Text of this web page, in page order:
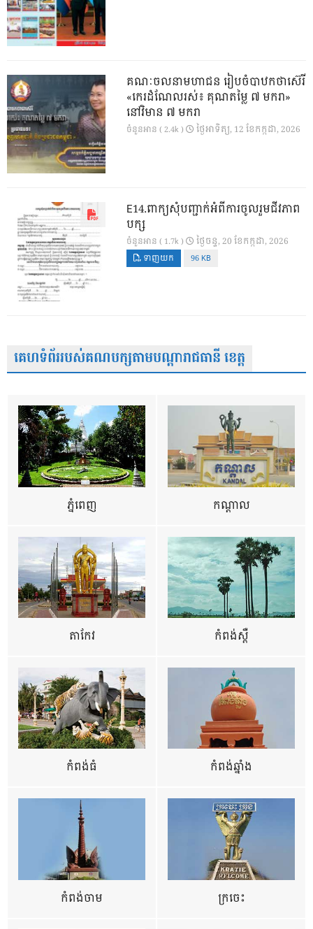
គណៈចលនាមហាជន រៀបចំបាឋកថាស៊េរី
«កេរដំណែលរស់៖ គុណតម្លៃ ៧ មករា»
នៅវិមាន ៧ មករា
ចំនួនអាន ( 2.4k ) ថ្ងៃ​អាទិត្យ, 12 ខែ​កក្កដា, 2026
E14.ពាក្យសុំបញ្ជាក់អំពីការចូលរួមជីវភាព
បក្ស
ចំនួនអាន ( 1.7k ) ថ្ងៃ​ចន្ទ, 20 ខែ​កក្កដា, 2026
ទាញយក 96 KB
គេហទំព័ររបស់គណបក្សតាមបណ្តារាជធានី ខេត្ត
ភ្នំពេញ កណ្តាល
តាកែវ កំពង់ស្ពឺ
កំពង់ធំ កំពង់ឆ្នាំង
កំពង់ចាម ក្រចេះ